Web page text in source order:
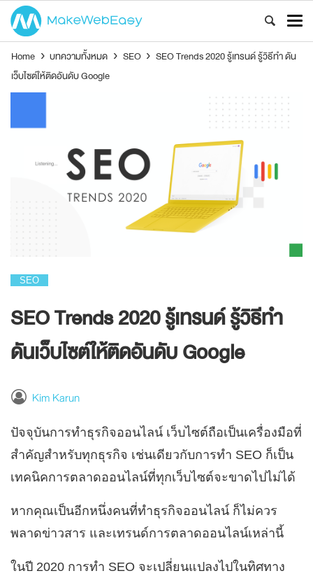
Home › บทความทั้งหมด › SEO › SEO Trends 2020 รู้เทรนด์ รู้วิธีทำ ดัน
เว็บไซต์ให้ติดอันดับ Google
SEO
SEO Trends 2020 รู้เทรนด์ รู้วิธีทำ
ดันเว็บไซต์ให้ติดอันดับ Google
Kim Karun
ปัจจุบันการทำธุรกิจออนไลน์ เว็บไซต์ถือเป็นเครื่องมือที่
สำคัญสำหรับทุกธุรกิจ เช่นเดียวกับการทำ SEO ก็เป็น
เทคนิคการตลาดออนไลน์ที่ทุกเว็บไซต์จะขาดไปไม่ได้
หากคุณเป็นอีกหนึ่งคนที่ทำธุรกิจออนไลน์ ก็ไม่ควร
พลาดข่าวสาร และเทรนด์การตลาดออนไลน์เหล่านี้
ในปี 2020 การทำ SEO จะเปลี่ยนแปลงไปในทิศทาง